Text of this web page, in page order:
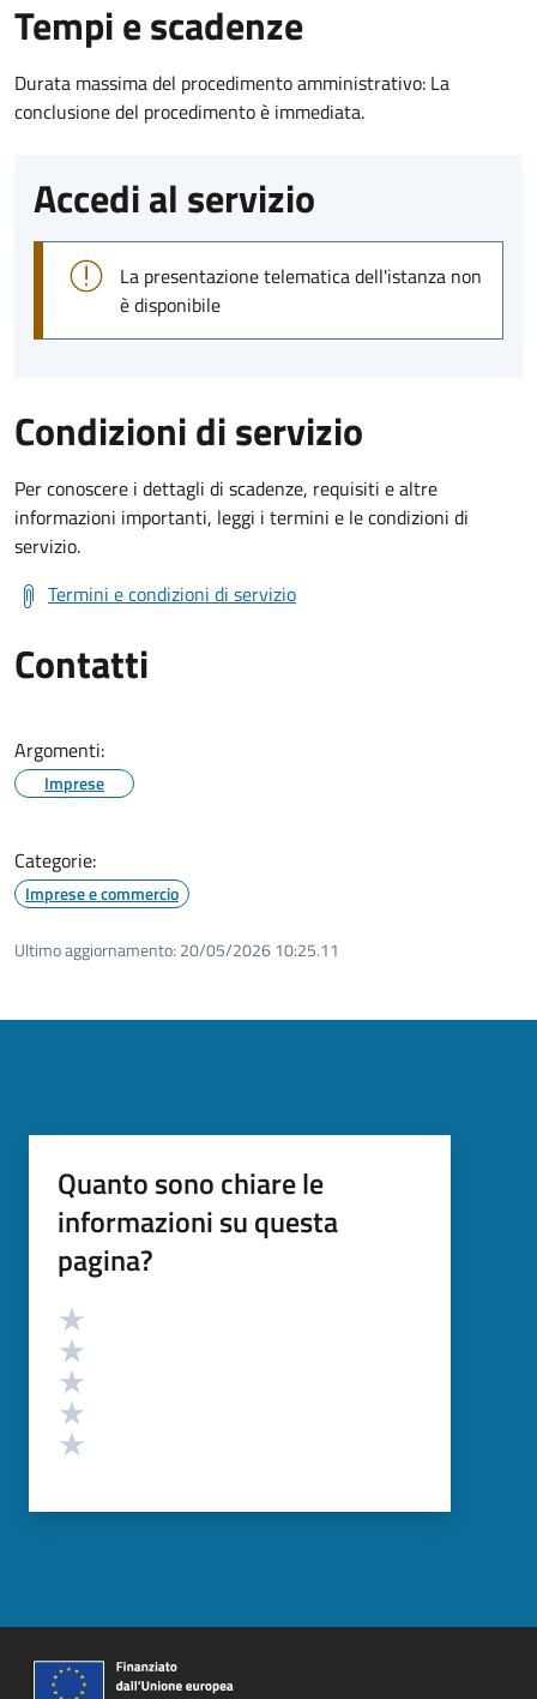
Tempi e scadenze
Durata massima del procedimento amministrativo: La
conclusione del procedimento è immediata.
Accedi al servizio
La presentazione telematica dell'istanza non
è disponibile
Condizioni di servizio
Per conoscere i dettagli di scadenze, requisiti e altre
informazioni importanti, leggi i termini e le condizioni di
servizio.
Termini e condizioni di servizio
Contatti
Argomenti:
Imprese
Categorie:
Imprese e commercio
Ultimo aggiornamento: 20/05/2026 10:25.11
Quanto sono chiare le
informazioni su questa
pagina?
Valutazione